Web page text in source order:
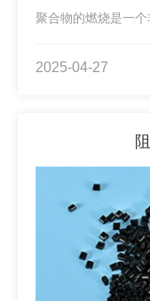
聚合物的燃烧是一
2025-04-27